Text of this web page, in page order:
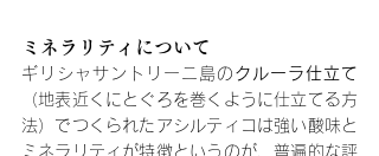
ミネラリティについて
ギリシャサントリーニ島の クルーラ仕立て
（地表近くにとぐろを巻くように仕立てる方
法）でつくられたアシルティコは強い酸味と
ミネラリティが特徴というのが、普遍的な評